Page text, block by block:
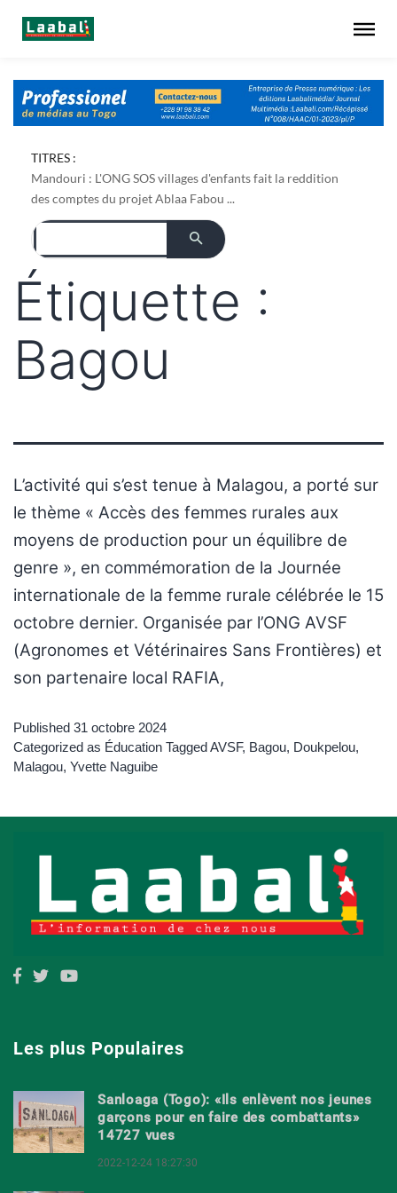
TITRES :
Mandouri : L'ONG SOS villages d'enfants fait la reddition
des comptes du projet Ablaa Fabou ...
Étiquette :
Bagou
L’activité qui s’est tenue à Malagou, a porté sur
le thème « Accès des femmes rurales aux
moyens de production pour un équilibre de
genre », en commémoration de la Journée
internationale de la femme rurale célébrée le 15
octobre dernier. Organisée par l’ONG AVSF
(Agronomes et Vétérinaires Sans Frontières) et
son partenaire local RAFIA,
Published 31 octobre 2024
Categorized as Éducation TaggedAVSF, Bagou, Doukpelou,
Malagou, Yvette Naguibe
Les plus Populaires
Sanloaga (Togo): «Ils enlèvent nos jeunes
garçons pour en faire des combattants»
14727 vues
2022-12-24 18:27:30